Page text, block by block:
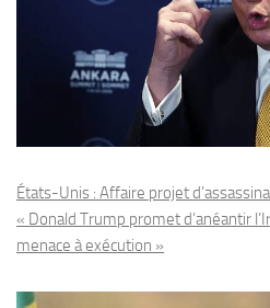
États-Unis : Affaire projet
« Donald Trump promet d’anéantir
menace à exécution »